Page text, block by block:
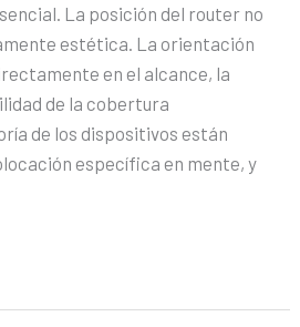
La posición del router no
estética. La orientación
en el alcance, la
de la cobertura
de los dispositivos están
específica en mente, y